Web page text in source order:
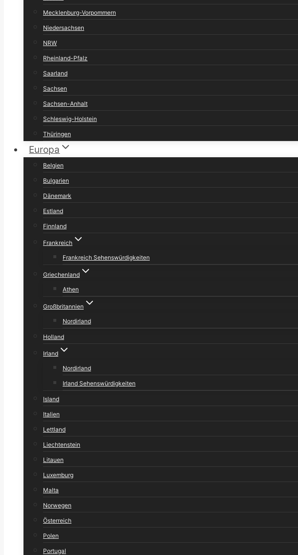
Mecklenburg-Vorpommern
Niedersachsen
NRW
Rheinland-Pfalz
Saarland
Sachsen
Sachsen-Anhalt
Schleswig-Holstein
Thüringen
Europa
Belgien
Bulgarien
Dänemark
Estland
Finnland
Frankreich
Frankreich Sehenswürdigkeiten
Griechenland
Athen
Großbritannien
Nordirland
Holland
Irland
Nordirland
Irland Sehenswürdigkeiten
Island
Italien
Lettland
Liechtenstein
Litauen
Luxemburg
Malta
Norwegen
Österreich
Polen
Portugal